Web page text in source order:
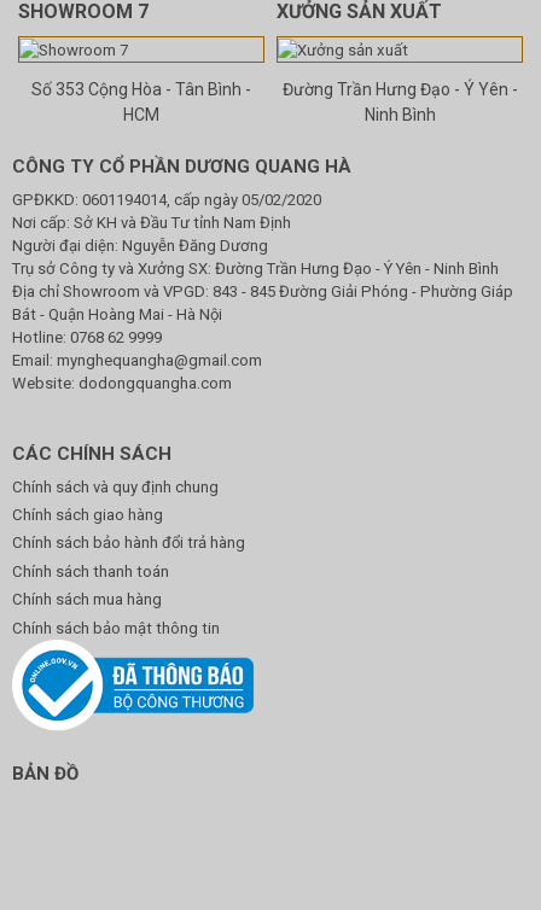
SHOWROOM 7
Số 353 Cộng Hòa - Tân Bình -
HCM
XƯỞNG SẢN XUẤT
Đường Trần Hưng Đạo - Ý Yên -
Ninh Bình
CÔNG TY CỔ PHẦN DƯƠNG QUANG HÀ
GPĐKKD: 0601194014, cấp ngày 05/02/2020
Nơi cấp: Sở KH và Đầu Tư tỉnh Nam Định
Người đại diện: Nguyễn Đăng Dương
Trụ sở Công ty và Xưởng SX: Đường Trần Hưng Đạo - Ý Yên - Ninh Bình
Địa chỉ Showroom và VPGD: 843 - 845 Đường Giải Phóng - Phường Giáp
Bát - Quận Hoàng Mai - Hà Nội
Hotline: 0768 62 9999
Email: mynghequangha@gmail.com
Website: dodongquangha.com
CÁC CHÍNH SÁCH
Chính sách và quy định chung
Chính sách giao hàng
Chính sách bảo hành đổi trả hàng
Chính sách thanh toán
Chính sách mua hàng
Chính sách bảo mật thông tin
BẢN ĐỒ